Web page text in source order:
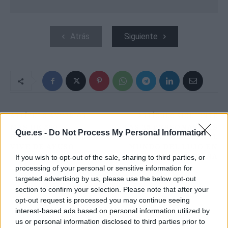
Que.es - Do Not Process My Personal Information
If you wish to opt-out of the sale, sharing to third parties, or
processing of your personal or sensitive information for
targeted advertising by us, please use the below opt-out
section to confirm your selection. Please note that after your
opt-out request is processed you may continue seeing
interest-based ads based on personal information utilized by
us or personal information disclosed to third parties prior to
Atrás Siguiente
ARTÍCULO ANTERIOR
MÁS DE 500
RENUNCIAS AL PLAN
ARTÍCULO SIGUIENTE
LAS 25 PERSONAS MÁS
INFLUYENTES DEL
ESPAÑA